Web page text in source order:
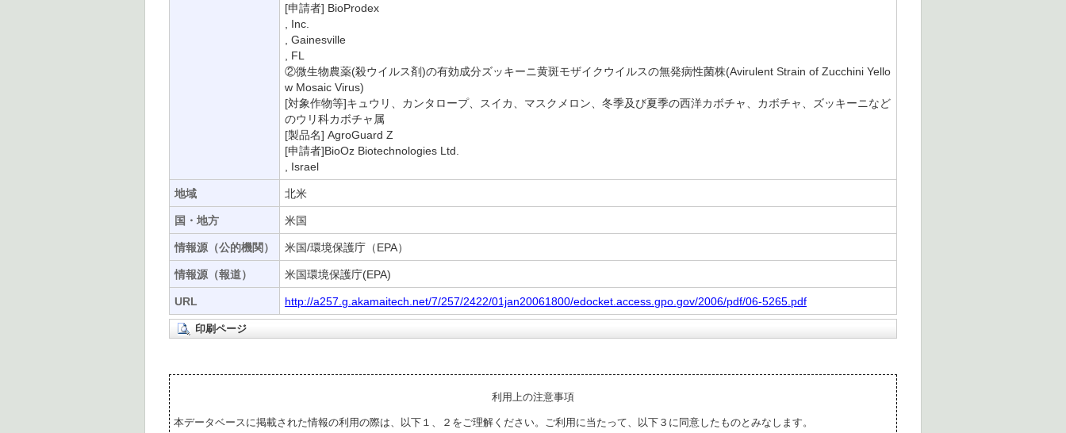
[申請者] BioProdex
, Inc.
, Gainesville
, FL
②微生物農薬(殺ウイルス剤)の有効成分ズッキーニ黄斑モザイクウイルスの無発病性菌株(Avirulent Strain of Zucchini Yello
w Mosaic Virus)
[対象作物等]キュウリ、カンタロープ、スイカ、マスクメロン、冬季及び夏季の西洋カボチャ、カボチャ、ズッキーニなど
のウリ科カボチャ属
[製品名] AgroGuard Z
[申請者]BioOz Biotechnologies Ltd.
, Israel
地域 北米
国・地方 米国
情報源（公的機関） 米国/環境保護庁（EPA）
情報源（報道） 米国環境保護庁(EPA)
URL http://a257.g.akamaitech.net/7/257/2422/01jan20061800/edocket.access.gpo.gov/2006/pdf/06-5265.pdf
印刷ページ
利用上の注意事項
本データベースに掲載された情報の利用の際は、以下１、２をご理解ください。ご利用に当たって、以下３に同意したものとみなします。